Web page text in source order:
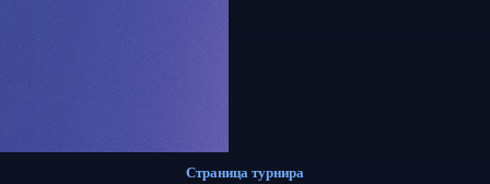
Страница турнира